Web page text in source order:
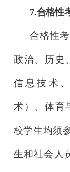
7.合格性
合格性
政治、历史
信息技术
术）、体育
校学生均须
生和社会人